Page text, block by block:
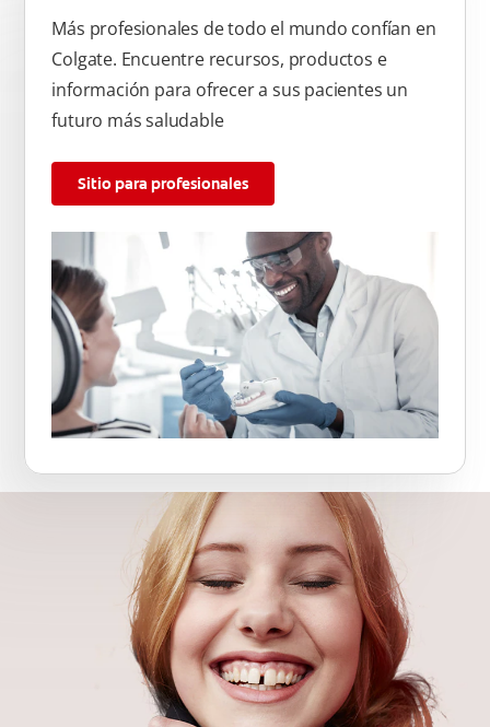
Más profesionales de todo el mundo confían en
Colgate. Encuentre recursos, productos e
información para ofrecer a sus pacientes un
futuro más saludable
Sitio para profesionales